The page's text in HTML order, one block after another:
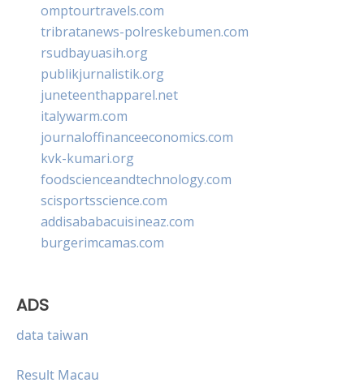
omptourtravels.com
tribratanews-polreskebumen.com
rsudbayuasih.org
publikjurnalistik.org
juneteenthapparel.net
italywarm.com
journaloffinanceeconomics.com
kvk-kumari.org
foodscienceandtechnology.com
scisportsscience.com
addisababacuisineaz.com
burgerimcamas.com
ADS
data taiwan
Result Macau